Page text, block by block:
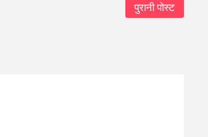
पुरानी पोस्ट